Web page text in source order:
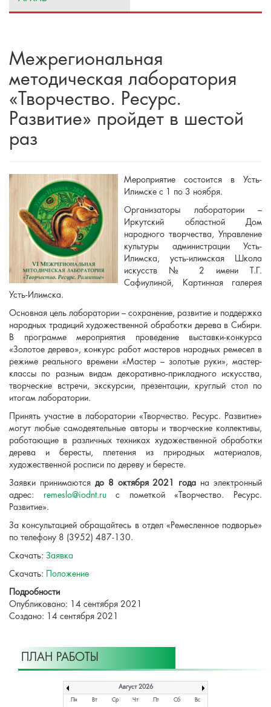
Межрегиональная
методическая лаборатория
«Творчество. Ресурс.
Развитие» пройдет в шестой
раз
Мероприятие состоится в Усть-
Илимске с 1 по 3 ноября.
Организаторы лаборатории –
Иркутский областной Дом
народного творчества, Управление
культуры администрации Усть-
Илимска, усть-илимская Школа
искусств № 2 имени Т.Г.
Сафиулиной, Картинная галерея
Усть-Илимска.
Основная цель лаборатории – сохранение, развитие и поддержка
народных традиций художественной обработки дерева в Сибири.
В программе мероприятия проведение выставки-конкурса
«Золотое дерево», конкурс работ мастеров народных ремесел в
режиме реального времени «Мастер – золотые руки», мастер-
классы по разным видам декоративно-прикладного искусства,
творческие встречи, экскурсии, презентации, круглый стол по
итогам лаборатории.
Принять участие в лаборатории «Творчество. Ресурс. Развитие»
могут любые самодеятельные авторы и творческие коллективы,
работающие в различных техниках художественной обработки
дерева и бересты, плетения из природных материалов,
художественной росписи по дереву и бересте.
Заявки принимаются до 8 октября 2021 года на электронный
адрес: remeslo@iodnt.ruc пометкой «Творчество. Ресурс.
Развитие».
За консультацией обращайтесь в отдел «Ремесленное подворье»
по телефону 8 (3952) 487-130.
Скачать: Заявка
Скачать:
Положение
Подробности
Опубликовано: 14 сентября 2021
Создано: 14 сентября 2021
ПЛАН РАБОТЫ
Август 2026
Пн Вт Ср Чт Пт Сб Вс